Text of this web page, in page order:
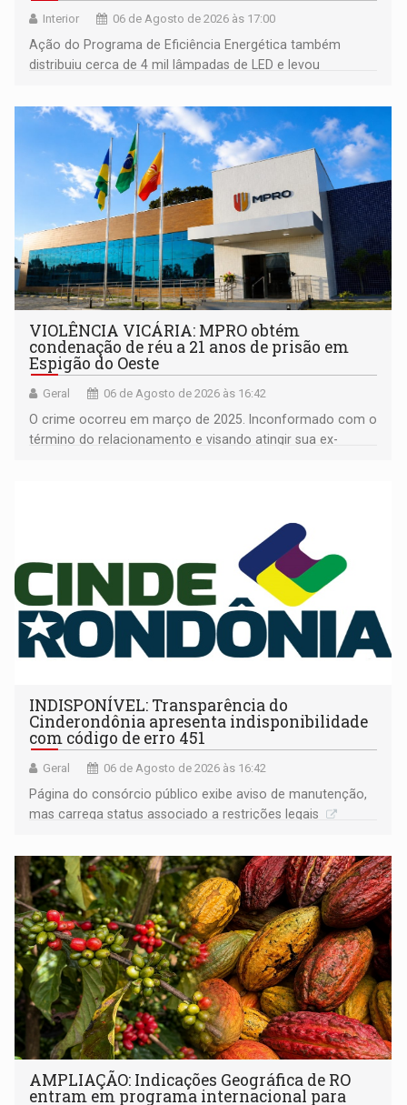
Interior 06 de Agosto de 2026 às 17:00
Ação do Programa de Eficiência Energética também
distribuiu cerca de 4 mil lâmpadas de LED e levou
comunidade
VIOLÊNCIA VICÁRIA: MPRO obtém
condenação de réu a 21 anos de prisão em
Espigão do Oeste
Geral 06 de Agosto de 2026 às 16:42
O crime ocorreu em março de 2025. Inconformado com o
término do relacionamento e visando atingir sua ex-
INDISPONÍVEL: Transparência do
Cinderondônia apresenta indisponibilidade
com código de erro 451
Geral 06 de Agosto de 2026 às 16:42
Página do consórcio público exibe aviso de manutenção,
mas carrega status associado a restrições legais
AMPLIAÇÃO: Indicações Geográfica de RO
entram em programa internacional para